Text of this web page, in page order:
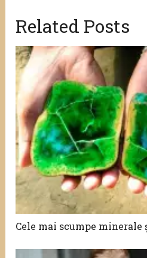
Related Posts
Cele mai scumpe minerale